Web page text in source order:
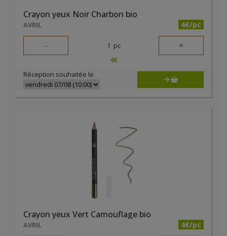
Crayon yeux Noir Charbon bio
AVRIL 4€/pc
- 1 pc +
4€
Réception souhaitée le
Crayon yeux Vert Camouflage bio
AVRIL 4€/pc